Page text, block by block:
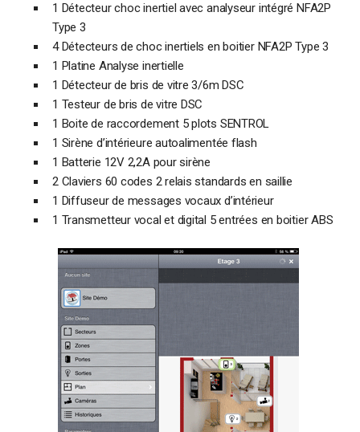
1 Détecteur choc inertiel avec analyseur intégré NFA2P
Type 3
4 Détecteurs de choc inertiels en boitier NFA2P Type 3
1 Platine Analyse inertielle
1 Détecteur de bris de vitre 3/6m DSC
1 Testeur de bris de vitre DSC
1 Boite de raccordement 5 plots SENTROL
1 Sirène d’intérieure autoalimentée flash
1 Batterie 12V 2,2A pour sirène
2 Claviers 60 codes 2 relais standards en saillie
1 Diffuseur de messages vocaux d’intérieur
1 Transmetteur vocal et digital 5 entrées en boitier ABS